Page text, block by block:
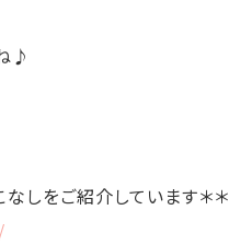
♪
なしをご紹介しています＊＊